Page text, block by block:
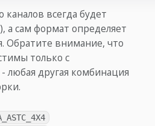
каналов всегда будет
а сам формат определяет
Обратите внимание, что
только с
любая другая комбинация